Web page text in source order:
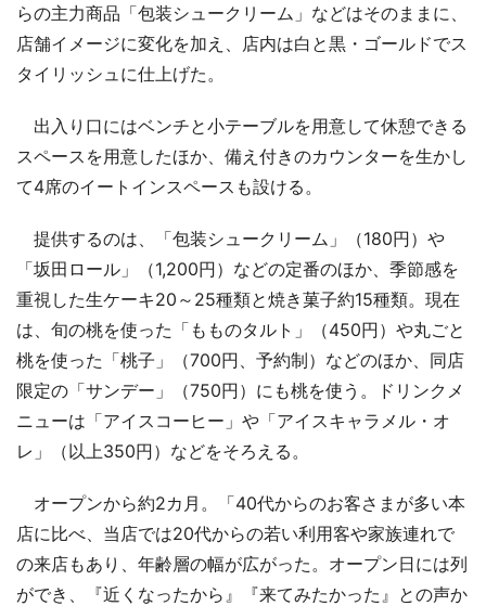
らの主力商品「包装シュークリーム」などはそのままに、
店舗イメージに変化を加え、店内は白と黒・ゴールドでス
タイリッシュに仕上げた。
出入り口にはベンチと小テーブルを用意して休憩できる
スペースを用意したほか、備え付きのカウンターを生かし
て4席のイートインスペースも設ける。
提供するのは、「包装シュークリーム」（180円）や
「坂田ロール」（1,200円）などの定番のほか、季節感を
重視した生ケーキ20～25種類と焼き菓子約15種類。現在
は、旬の桃を使った「もものタルト」（450円）や丸ごと
桃を使った「桃子」（700円、予約制）などのほか、同店
限定の「サンデー」（750円）にも桃を使う。ドリンクメ
ニューは「アイスコーヒー」や「アイスキャラメル・オ
レ」（以上350円）などをそろえる。
オープンから約2カ月。「40代からのお客さまが多い本
店に比べ、当店では20代からの若い利用客や家族連れで
の来店もあり、年齢層の幅が広がった。オープン日には列
ができ、『近くなったから』『来てみたかった』との声か